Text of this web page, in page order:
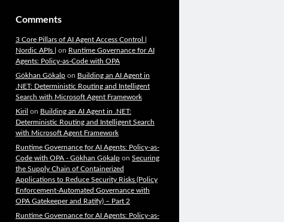
Comments
3 Core Pillars of AI Agent Access Control |
Nordic APIs |
on Runtime Governance for AI
Agents: Policy-as-Code with OPA
Gökhan Gökalpon Building an AI Agent in
.NET: Deterministic Routing and Intelligent
Search with Microsoft Agent Framework
Kiril on Building an AI Agent in .NET:
Deterministic Routing and Intelligent Search
with Microsoft Agent Framework
Runtime Governance for AI Agents: Policy-as-
Code with OPA - Gökhan Gökalpon Securing
the Supply Chain of Containerized
Applications to Reduce Security Risks (Policy
Enforcement-Automated Governance with
OPA Gatekeeper and Ratify) – Part 2
Runtime Governance for AI Agents: Policy-as-